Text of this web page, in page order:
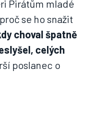
Pirátům mladé
se ho snažit
choval špatně
celých
poslanec o